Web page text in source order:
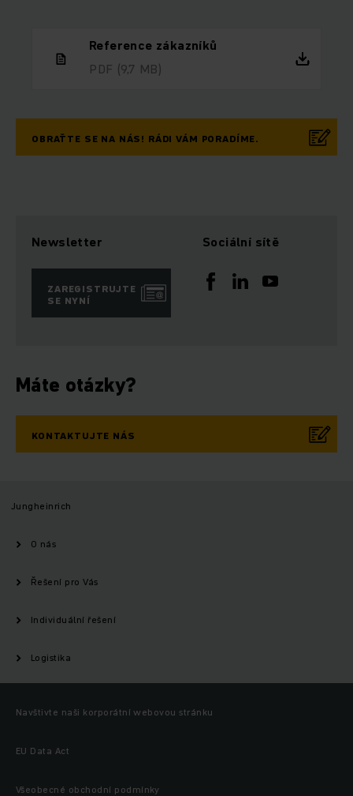
Reference zákazníků
PDF (9,7 MB)
OBRAŤTE SE NA NÁS! RÁDI VÁM PORADÍME.
Newsletter
ZAREGISTRUJTE
SE NYNÍ
Sociální sítě
Máte otázky?
KONTAKTUJTE NÁS
Jungheinrich
O nás
Řešení pro Vás
Individuální řešení
Logistika
Navštivte naši korporátní webovou stránku
EU Data Act
Všeobecné obchodní podmínky